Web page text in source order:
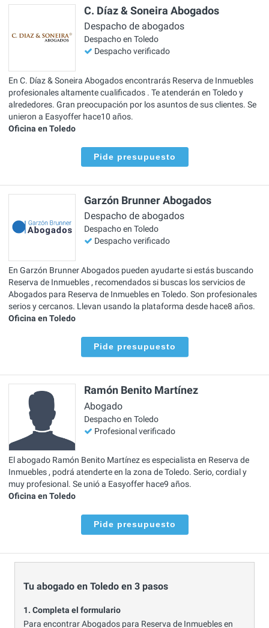
C. Díaz & Soneira Abogados
Despacho de abogados
Despacho en Toledo
Despacho verificado
En C. Díaz & Soneira Abogados encontrarás Reserva de Inmuebles
profesionales altamente cualificados . Te atenderán en Toledo y
alrededores. Gran preocupación por los asuntos de sus clientes. Se
unieron a Easyoffer hace10 años.
Oficina en Toledo
Pide presupuesto
Garzón Brunner Abogados
Despacho de abogados
Despacho en Toledo
Despacho verificado
En Garzón Brunner Abogados pueden ayudarte si estás buscando
Reserva de Inmuebles , recomendados si buscas los servicios de
Abogados para Reserva de Inmuebles en Toledo. Son profesionales
serios y cercanos. Llevan usando la plataforma desde hace8 años.
Oficina en Toledo
Pide presupuesto
Ramón Benito Martínez
Abogado
Despacho en Toledo
Profesional verificado
El abogado Ramón Benito Martínez es especialista en Reserva de
Inmuebles , podrá atenderte en la zona de Toledo. Serio, cordial y
muy profesional. Se unió a Easyoffer hace9 años.
Oficina en Toledo
Pide presupuesto
Tu abogado en Toledo en 3 pasos
1. Completa el formulario
Para encontrar Abogados para Reserva de Inmuebles en